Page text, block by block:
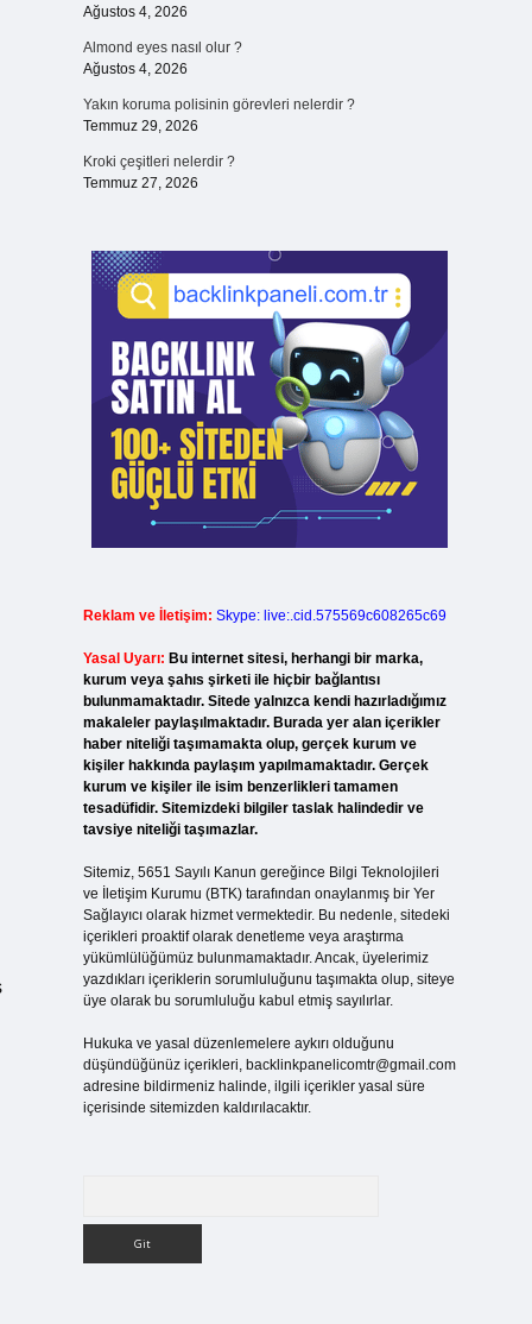
Ağustos 4, 2026
Almond eyes nasıl olur ?
Ağustos 4, 2026
Yakın koruma polisinin görevleri nelerdir ?
Temmuz 29, 2026
Kroki çeşitleri nelerdir ?
Temmuz 27, 2026
Reklam ve İletişim: Skype: live:.cid.575569c608265c69
Yasal Uyarı: Bu internet sitesi, herhangi bir marka,
kurum veya şahıs şirketi ile hiçbir bağlantısı
bulunmamaktadır. Sitede yalnızca kendi hazırladığımız
makaleler paylaşılmaktadır. Burada yer alan içerikler
haber niteliği taşımamakta olup, gerçek kurum ve
kişiler hakkında paylaşım yapılmamaktadır. Gerçek
kurum ve kişiler ile isim benzerlikleri tamamen
tesadüfidir. Sitemizdeki bilgiler taslak halindedir ve
tavsiye niteliği taşımazlar.
Sitemiz, 5651 Sayılı Kanun gereğince Bilgi Teknolojileri
ve İletişim Kurumu (BTK) tarafından onaylanmış bir Yer
Sağlayıcı olarak hizmet vermektedir. Bu nedenle, sitedeki
içerikleri proaktif olarak denetleme veya araştırma
yükümlülüğümüz bulunmamaktadır. Ancak, üyelerimiz
yazdıkları içeriklerin sorumluluğunu taşımakta olup, siteye
üye olarak bu sorumluluğu kabul etmiş sayılırlar.
Hukuka ve yasal düzenlemelere aykırı olduğunu
düşündüğünüz içerikleri, backlinkpanelicomtr@gmail.com
adresine bildirmeniz halinde, ilgili içerikler yasal süre
içerisinde sitemizden kaldırılacaktır.